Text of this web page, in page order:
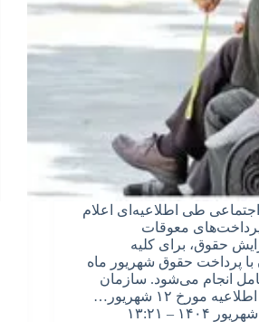
اجتماعی طی اطلاعیه‌ای اعلام
معوقات
حقوق، برای کلیه
با پرداخت حقوق شهریور ماه
انجام می‌شود. سازمان
مورخ ۱۲ شهریور…